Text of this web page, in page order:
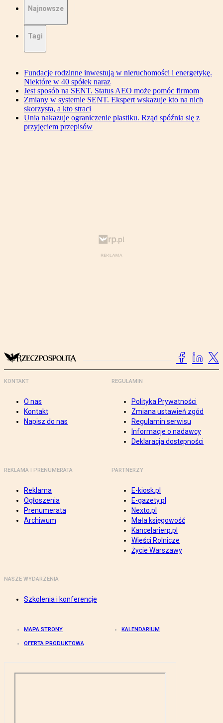
Najnowsze
Tagi
Fundacje rodzinne inwestują w nieruchomości i energetykę.
Niektóre w 40 spółek naraz
Jest sposób na SENT. Status AEO może pomóc firmom
Zmiany w systemie SENT. Ekspert wskazuje kto na nich
skorzysta, a kto straci
Unia nakazuje ograniczenie plastiku. Rząd spóźnia się z
przyjęciem przepisów
KONTAKT
O nas
Kontakt
Napisz do nas
REGULAMIN
Polityka Prywatności
Zmiana ustawień zgód
Regulamin serwisu
Informacje o nadawcy
Deklaracja dostępności
REKLAMA I PRENUMERATA
Reklama
Ogłoszenia
Prenumerata
Archiwum
PARTNERZY
E-kiosk.pl
E-gazety.pl
Nexto.pl
Mała księgowość
Kancelarierp.pl
Wieści Rolnicze
Życie Warszawy
NASZE WYDARZENIA
Szkolenia i konferencje
MAPA STRONY KALENDARIUM
OFERTA PRODUKTOWA